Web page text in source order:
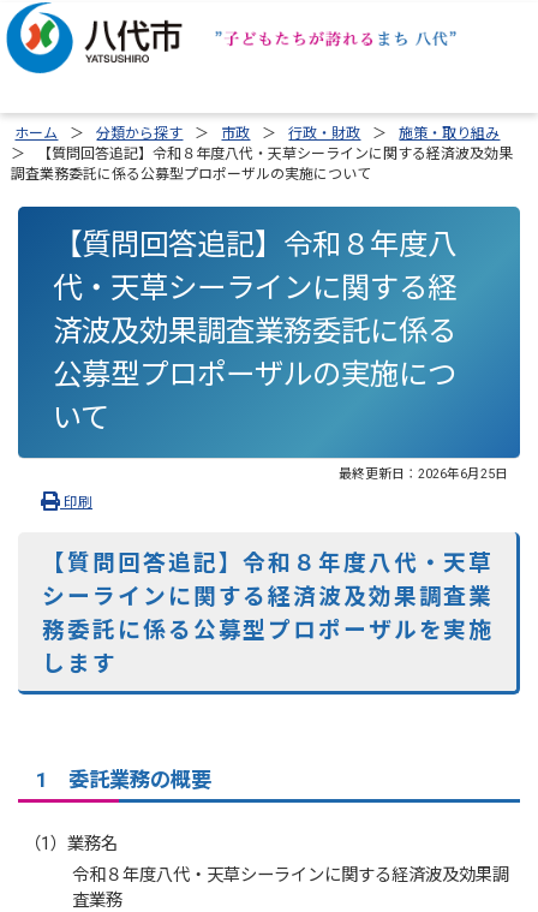
ホーム 分類から探す 市政 行政・財政
施策・取り組み
【質問回答追記】令和８年度八代・天草シーラインに関する経済波及効果
調査業務委託に係る公募型プロポーザルの実施について
【質問回答追記】令和８年度八
代・天草シーラインに関する経
済波及効果調査業務委託に係る
公募型プロポーザルの実施につ
いて
最終更新日： 2026年6月25日
印刷
【質問回答追記】令和８年度八代・天草
シーラインに関する経済波及効果調査業
務委託に係る公募型プロポーザルを実施
します
1 委託業務の概要
（1）業務名
令和８年度八代・天草シーラインに関する経済波及効果調
査業務